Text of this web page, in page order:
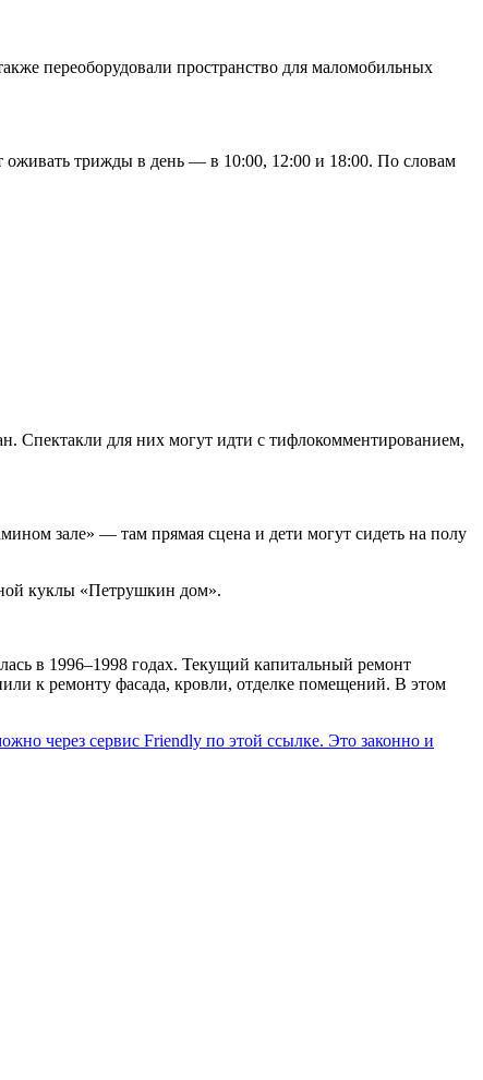
переоборудовали пространство для маломобильных
оживать трижды в день — в 10:00, 12:00 и 18:00. По словам
Спектакли для них могут идти с тифлокомментированием,
зале» — там прямая сцена и дети могут сидеть на полу
куклы «Петрушкин дом».
в 1996–1998 годах. Текущий капитальный ремонт
к ремонту фасада, кровли, отделке помещений. В этом
через сервис Friendly по этой ссылке. Это законно и